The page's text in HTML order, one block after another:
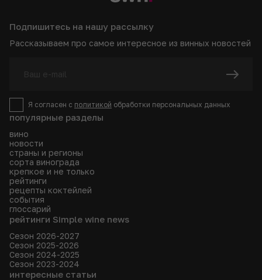
популярные разделы
вино
новости
страны и регионы
сорта винограда
крепкое и не только
рейтинги
рецепты коктейлей
события
глоссарий
рейтинги Simple wine news
Сезон 2026-2027
Сезон 2025-2026
Сезон 2024-2025
Сезон 2023-2024
интересные статьи
Подпишитесь на нашу рассылку
Рассказываем про самое интересное из винных новостей
Я согласен с политикой обработки персональных данных